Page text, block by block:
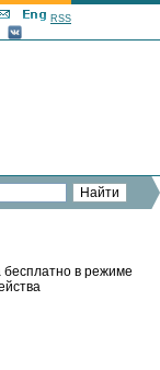
RSS
в режиме